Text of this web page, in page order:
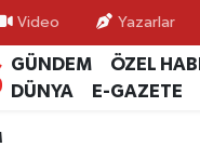
Video Yazarlar
GÜNDEM ÖZEL
DÜNYA
E-GAZETE